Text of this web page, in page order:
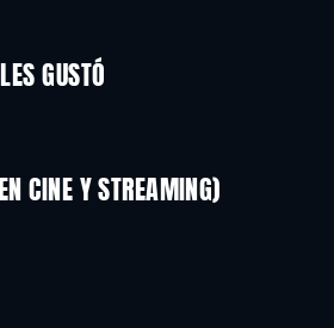
GUSTÓ
CINE Y STREAMING)